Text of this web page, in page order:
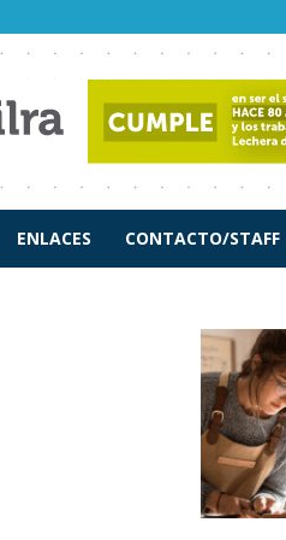
ENLACES CONTACTO/STAFF